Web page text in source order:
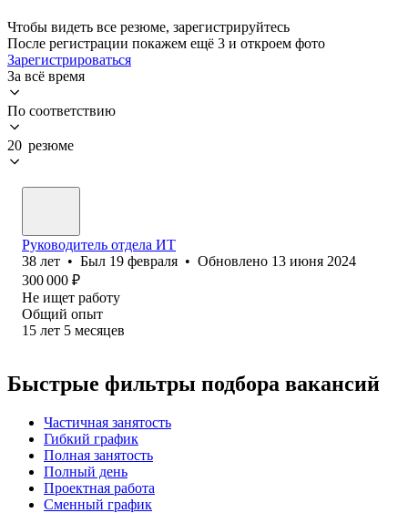
Чтобы видеть все резюме, зарегистрируйтесь
После регистрации покажем ещё 3 и откроем фото
Зарегистрироваться
За всё время
По соответствию
20 резюме
Руководитель отдела ИТ
38 лет • Был 19 февраля • Обновлено 13 июня 2024
300 000 ₽
Не ищет работу
Общий опыт
15 лет 5 месяцев
Быстрые фильтры подбора вакансий
Частичная занятость
Гибкий график
Полная занятость
Полный день
Проектная работа
Сменный график